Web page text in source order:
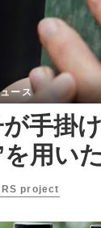
ース
手掛
を用い
project